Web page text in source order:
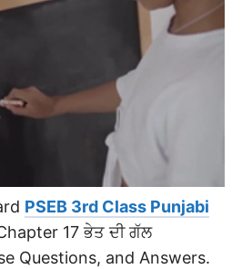
PSEB 3rd Class Punjabi
17 ਭੇਤ ਦੀ ਗੱਲ
Questions, and Answers.